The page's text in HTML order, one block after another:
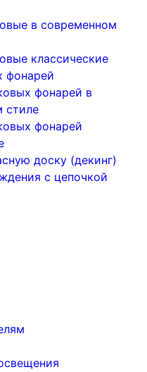
в современном
классические
фонарей
фонарей в
стиле
фонарей
доску (декинг)
с цепочкой